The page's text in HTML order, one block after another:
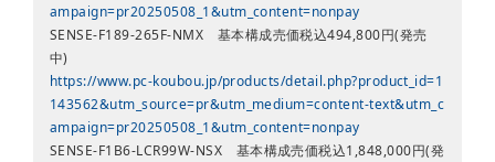
ampaign=pr20250508_1&utm_content=nonpay
SENSE-F189-265F-NMX 基本構成売価税込494,800円(発売
中)
https://www.pc-koubou.jp/products/detail.php?product_id=1
143562&utm_source=pr&utm_medium=content-text&utm_c
ampaign=pr20250508_1&utm_content=nonpay
SENSE-F1B6-LCR99W-NSX 基本構成売価税込1,848,000円(発